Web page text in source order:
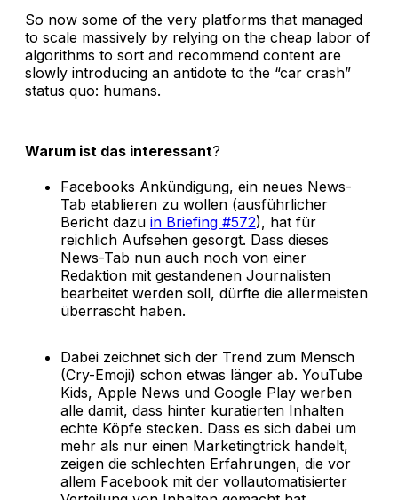
So now some of the very platforms that managed
to scale massively by relying on the cheap labor of
algorithms to sort and recommend content are
slowly introducing an antidote to the “car crash”
status quo: humans.
Warum ist das interessant?
Facebooks Ankündigung, ein neues News-
Tab etablieren zu wollen (ausführlicher
Bericht dazu in Briefing #572), hat für
reichlich Aufsehen gesorgt. Dass dieses
News-Tab nun auch noch von einer
Redaktion mit gestandenen Journalisten
bearbeitet werden soll, dürfte die allermeisten
überrascht haben.
Dabei zeichnet sich der Trend zum Mensch
(Cry-Emoji) schon etwas länger ab. YouTube
Kids, Apple News und Google Play werben
alle damit, dass hinter kuratierten Inhalten
echte Köpfe stecken. Dass es sich dabei um
mehr als nur einen Marketingtrick handelt,
zeigen die schlechten Erfahrungen, die vor
allem Facebook mit der vollautomatisierter